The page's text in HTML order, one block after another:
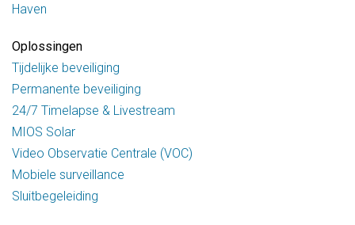
Haven
Oplossingen
Tijdelijke beveiliging
Permanente beveiliging
24/7 Timelapse & Livestream
MIOS Solar
Video Observatie Centrale (VOC)
Mobiele surveillance
Sluitbegeleiding